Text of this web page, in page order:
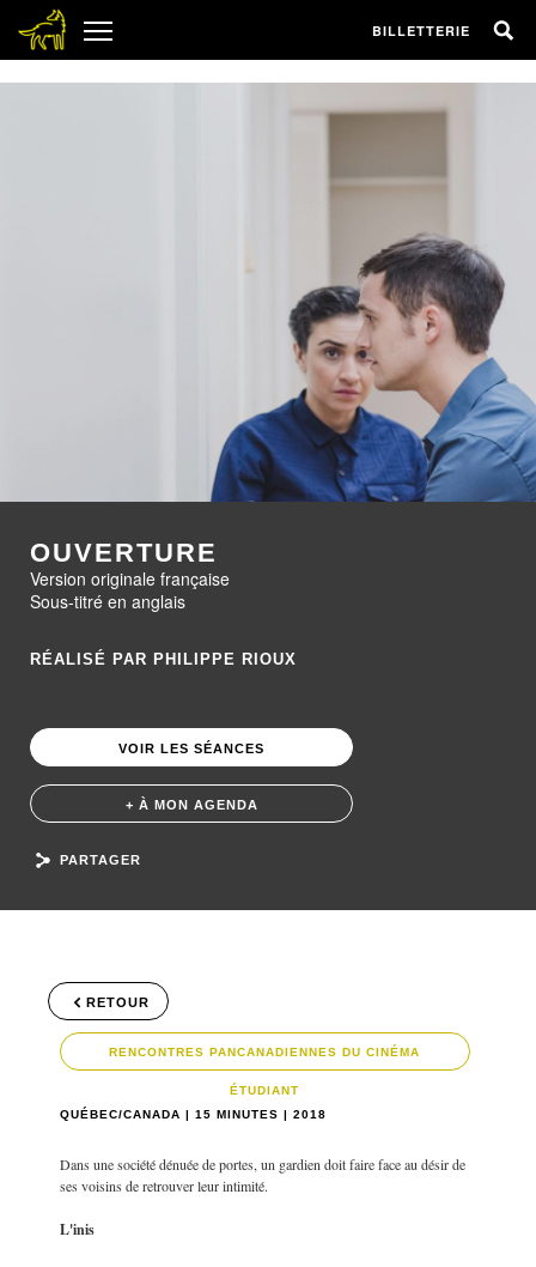
BILLETTERIE
OUVERTURE
Version originale française
Sous-titré en anglais
RÉALISÉ PAR PHILIPPE RIOUX
VOIR LES SÉANCES
+ À MON AGENDA
PARTAGER
RETOUR
RENCONTRES PANCANADIENNES DU CINÉMA
ÉTUDIANT
QUÉBEC/CANADA | 15 MINUTES | 2018
Dans une société dénuée de portes, un gardien doit faire face au désir de
ses voisins de retrouver leur intimité.
L'inis